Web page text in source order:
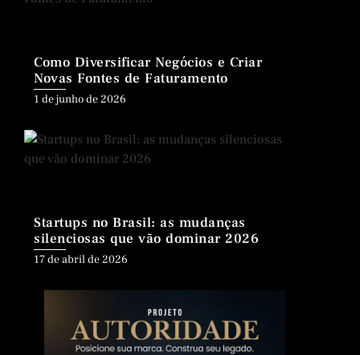
Como Diversificar Negócios e Criar
Novas Fontes de Faturamento
Posted
1 de junho de 2026
Startups no Brasil: as mudanças
silenciosas que vão dominar 2026
Posted
17 de abril de 2026